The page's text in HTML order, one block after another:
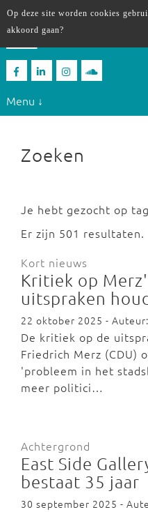
Menu ↓
Zoeken
Je hebt gezocht op
Er zijn 501 resultaten.
Kort nieuws
Kritiek op
uitspraken
22 oktober 2025 -
De kritiek op de
Friedrich Merz (CDU)
'probleem in het
meer politici…
Achtergrond
East Side
bestaat 35 jaar
30 september 2025 -
Op deze site worden cookies
akkoord gaan?